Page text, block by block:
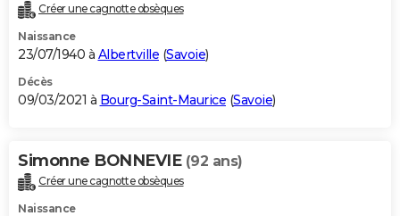
Créer une cagnotte obsèques
Naissance
23/07/1940 à Albertville (Savoie)
Décès
09/03/2021 à Bourg-Saint-Maurice (Savoie)
Simonne BONNEVIE (92 ans)
Créer une cagnotte obsèques
Naissance